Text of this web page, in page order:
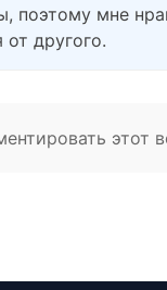
поэтому мне
от другого.
этот